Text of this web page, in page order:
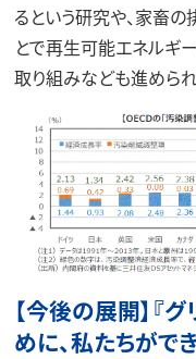
るという研究や、家畜
とで再生可能エネルギ
取り組みなども進められ
【今後の展開】『
めに、私たちがで